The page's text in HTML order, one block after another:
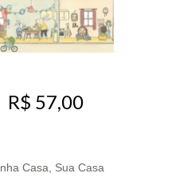
R$ 57,00
Casa, Sua Casa